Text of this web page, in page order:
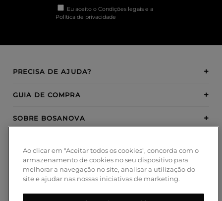
Eu aceito o Condições legais e a
Política de privacidade
PRECISA DE AJUDA?
GUIA DE COMPRA
SOBRE BOSANOVA
MÉTODOS DE PAGAMENTO
Ao clicar em "Aceitar todos os cookies", concorda com o
armazenamento de cookies no seu dispositivo para
melhorar a navegação no site, analisar a utilização do
site e ajudar nas nossas iniciativas de marketing.